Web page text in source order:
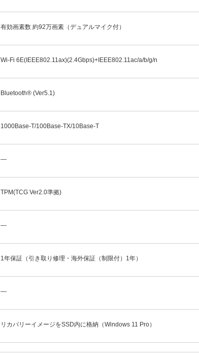
有効画素数 約92万画素（デュアルマイク付）
Wi-Fi 6E(IEEE802.11ax)(2.4Gbps)+IEEE802.11ac/a/b/g/n
Bluetooth® (Ver5.1)
1000Base-T/100Base-TX/10Base-T
―
TPM(TCG Ver2.0準拠)
―
1年保証（引き取り修理・海外保証（制限付）1年）
―
リカバリーイメージをSSD内に格納（Windows 11 Pro）